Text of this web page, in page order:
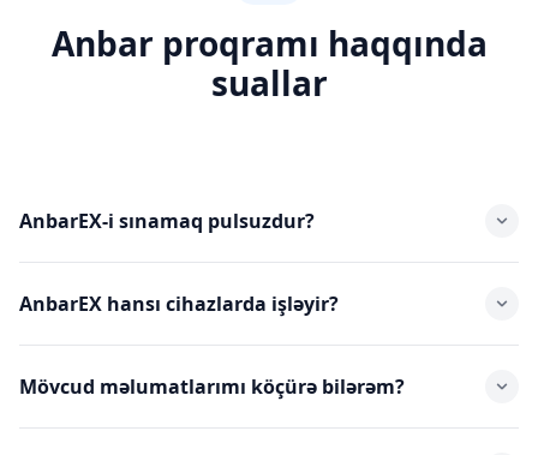
Anbar proqramı haqqında
suallar
AnbarEX-i sınamaq pulsuzdur?
bütün funksiyalar açıqdır.
AnbarEX hansı cihazlarda işləyir?
dəstəyi ilə mobil tətbiq kimi quraşdırmaq mümkündür.
Mövcud məlumatlarımı köçürə bilərəm?